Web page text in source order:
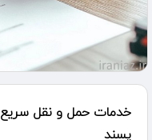
خدمات حمل و نقل
پسند